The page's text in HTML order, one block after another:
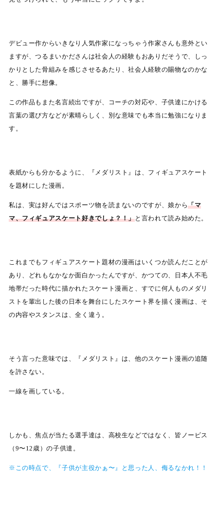
デビュー作からいきなり人気作家になっちゃう作家さんも意外とい
ますが、つるまいかださんは社会人の経験もおありだそうで、しっ
かりとした骨組みを感じさせるあたり、社会人経験の賜物なのかな
と、勝手に想像。
この作品もまた名言続出ですが、コーチの対応や、子供達にかける
言葉の選び方などが素晴らしく、別な意味でも本当に勉強になりま
す。
表紙からも分かるように、『メダリスト』は、フィギュアスケート
を題材にした漫画。
私は、実は好んではスポーツ物を読まないのですが、娘から「マ
マ、フィギュアスケート好きでしょ？！」と言われて読み始めた。
これまでもフィギュアスケート題材の漫画はいくつか読んだことが
あり、どれもなかなか面白かったんですが、かつての、日本人不毛
地帯だった時代に描かれたスケート漫画と、すでに何人ものメダリ
ストを輩出した後の日本を舞台にしたスケート界を描く漫画は、そ
の内容やスタンスは、全く違う。
そう言った意味では、『メダリスト』は、他のスケート漫画の追随
を許さない。
一線を画している。
しかも、焦点が当たる選手達は、高校生などではなく、皆ノービス
（9〜12歳）の子供達。
※この時点で、『子供が主役かぁ〜』と思った人、侮るなかれ！！